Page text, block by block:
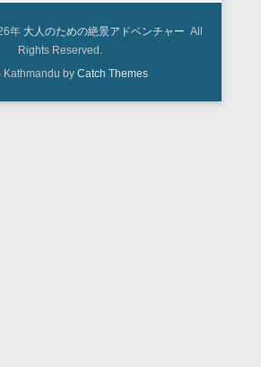
年 大人のための絶景アドベンチャー All
Rights Reserved.
Kathmandu by Catch Themes